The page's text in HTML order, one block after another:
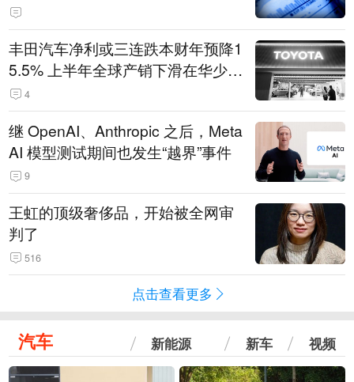
丰田汽车净利或三连跌本财年预降1
5.5% 上半年全球产销下滑在华少卖
14.3万辆
4
继 OpenAI、Anthropic 之后，Meta
AI 模型测试期间也发生“越界”事件
9
王虹的顶级奢侈品，开始被全网审
判了
516
点击查看更多
汽车 新能源 新车 视频